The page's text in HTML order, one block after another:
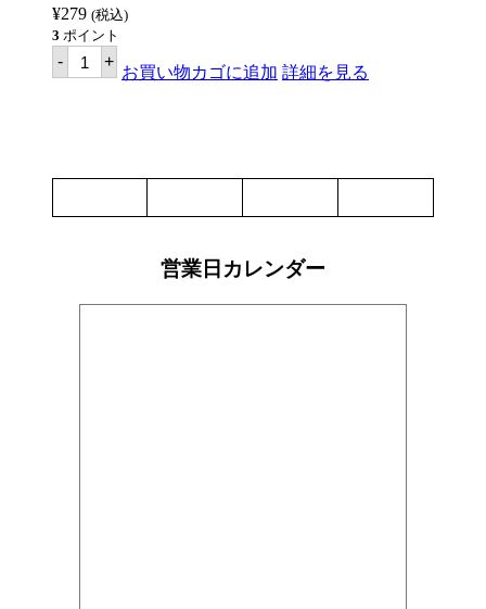
¥279 (税込)
3 ポイント
- ク
ノ
ブ
+
お買い物カゴに追加 詳細を見る
営業日カレンダー